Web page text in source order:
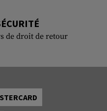
de droit de retour